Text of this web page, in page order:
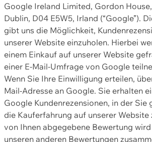
Google Ireland Limited, Gordon
Dublin, D04 E5W5, Irland (“Google”).
gibt uns die Möglichkeit,
unserer Website einzuholen. Hierbei
einem Einkauf auf unserer Website
einer E-Mail-Umfrage von Google
Wenn Sie Ihre Einwilligung erteilen,
Mail-Adresse an Google. Sie erhalten
Google Kundenrezensionen, in der Sie
die Kauferfahrung auf unserer Website
von Ihnen abgegebene Bewertung
unseren anderen Bewertungen